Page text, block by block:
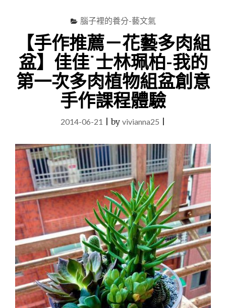
腦子裡的養分-藝文氣
【手作推薦－花藝多肉組
盆】佳佳˙士林珮柏-我的
第一次多肉植物組盆創意
手作課程體驗
2014-06-21 |by vivianna25